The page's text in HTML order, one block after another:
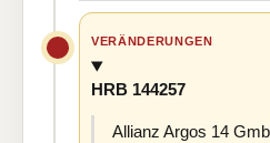
VERÄNDERUNGEN
HRB 144257
Allianz Argos 14